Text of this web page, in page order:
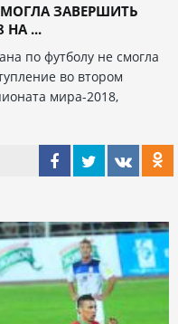
ЗАВЕРШИТЬ
НА ...
по футболу не смогла
во втором
мира-2018,